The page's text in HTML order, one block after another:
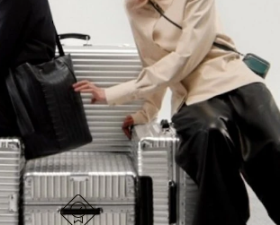
LOS BOLSOS RIMOWA